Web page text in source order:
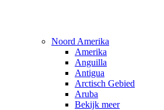
Noord Amerika
Amerika
Anguilla
Antigua
Arctisch Gebied
Aruba
Bekijk meer